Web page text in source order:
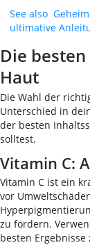
See also
ultimative
Die
Haut
Die Wahl der
Unterschied in
der besten
solltest.
Vitamin C:
Vitamin C ist ein
vor
zu fördern.
besten Ergebnisse